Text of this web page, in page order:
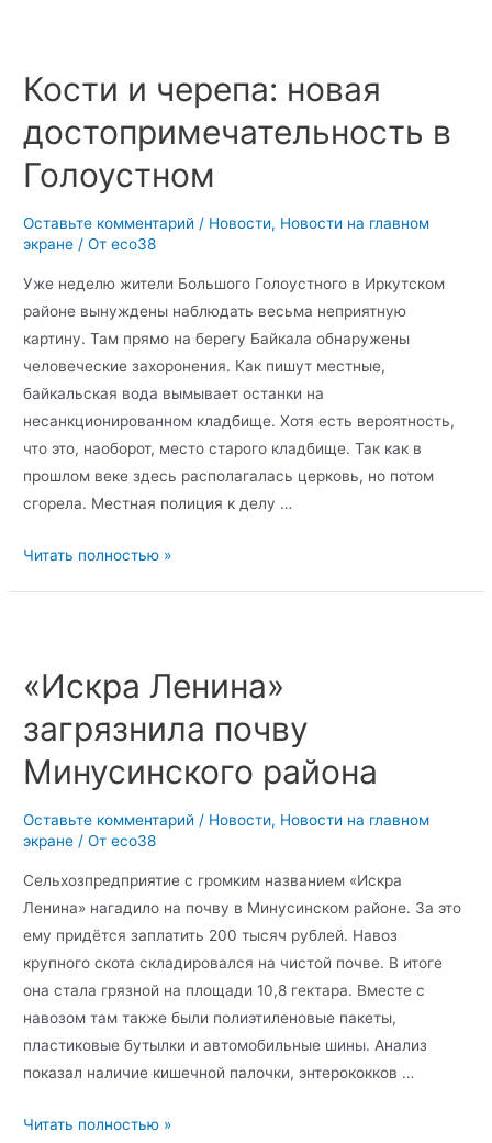
Кости и черепа: новая
достопримечательность в
Голоустном
Оставьте комментарий / Новости, Новости на главном
экране / От eco38
Уже неделю жители Большого Голоустного в Иркутском
районе вынуждены наблюдать весьма неприятную
картину. Там прямо на берегу Байкала обнаружены
человеческие захоронения. Как пишут местные,
байкальская вода вымывает останки на
несанкционированном кладбище. Хотя есть вероятность,
что это, наоборот, место старого кладбище. Так как в
прошлом веке здесь располагалась церковь, но потом
сгорела. Местная полиция к делу …
Читать полностью »
«Искра Ленина»
загрязнила почву
Минусинского района
Оставьте комментарий / Новости, Новости на главном
экране / От eco38
Сельхозпредприятие с громким названием «Искра
Ленина» нагадило на почву в Минусинском районе. За это
ему придётся заплатить 200 тысяч рублей. Навоз
крупного скота складировался на чистой почве. В итоге
она стала грязной на площади 10,8 гектара. Вместе с
навозом там также были полиэтиленовые пакеты,
пластиковые бутылки и автомобильные шины. Анализ
показал наличие кишечной палочки, энтерококков …
Читать полностью »